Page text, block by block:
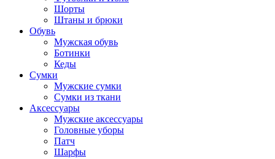
Шорты
Штаны и брюки
Обувь
Мужская обувь
Ботинки
Кеды
Сумки
Мужские сумки
Сумки из ткани
Аксессуары
Мужские аксессуары
Головные уборы
Патч
Шарфы